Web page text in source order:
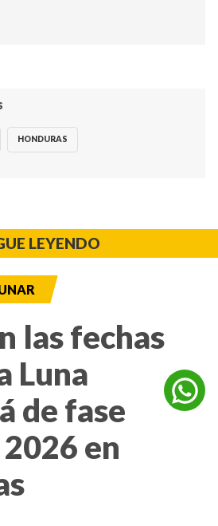
HONDURAS
LEYENDO
las fechas
Luna
de fase
en